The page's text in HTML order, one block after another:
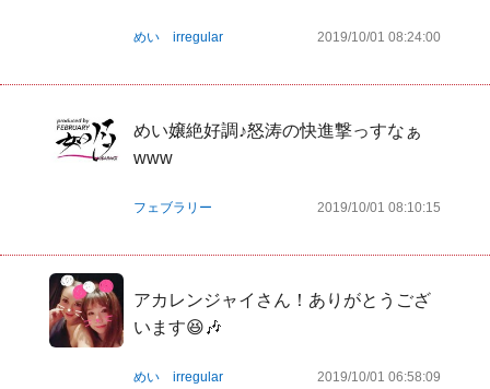
めい irregular 2019/10/01 08:24:00
めい嬢絶好調♪怒涛の快進撃っすなぁ
www
フェブラリー 2019/10/01 08:10:15
アカレンジャイさん！ありがとうござ
います😆🎶
めい irregular 2019/10/01 06:58:09